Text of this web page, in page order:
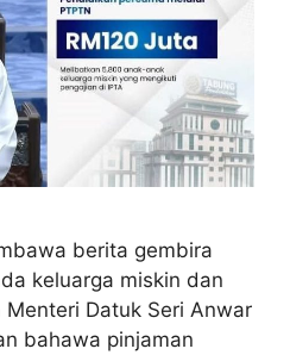
berita gembira
keluarga miskin dan
Datuk Seri Anwar
bahawa pinjaman